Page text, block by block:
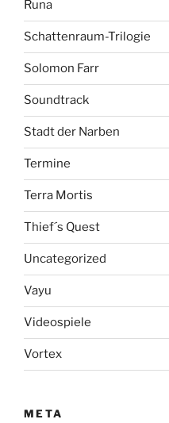
Runa
Schattenraum-Trilogie
Solomon Farr
Soundtrack
Stadt der Narben
Termine
Terra Mortis
Thief´s Quest
Uncategorized
Vayu
Videospiele
Vortex
META